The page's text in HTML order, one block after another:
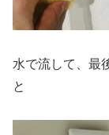
水で流して、最
と